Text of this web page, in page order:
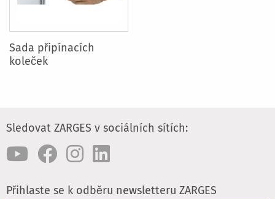
Sada připínacích
koleček
Sledovat ZARGES v sociálních sítích:
Přihlaste se k odběru newsletteru ZARGES